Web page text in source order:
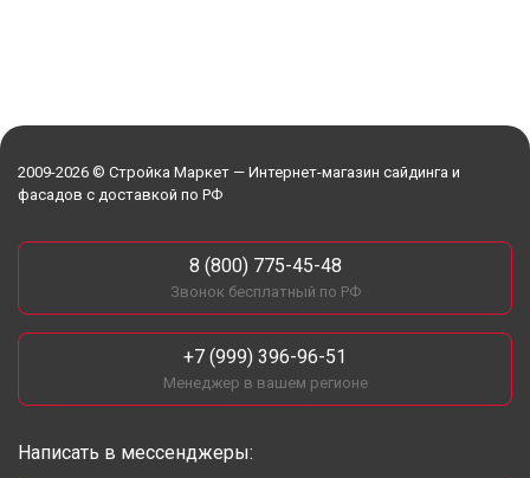
2009-2026 © Стройка Маркет — Интернет-магазин сайдинга и
фасадов с доставкой по РФ
8 (800) 775-45-48
Звонок бесплатный по РФ
+7 (999) 396-96-51
Менеджер в вашем регионе
Написать в мессенджеры: